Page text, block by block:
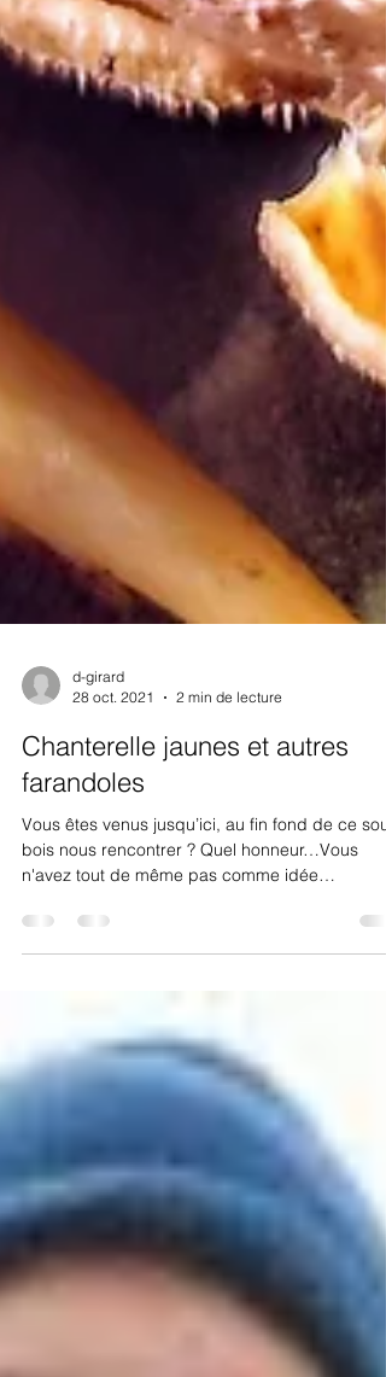
28 oct. 2021
2 min de lecture
Chanterelle jaunes et autres
farandoles
Vous êtes venus jusqu’ici, au fin fond de ce
n'avez tout de même pas comme idée
saugrenue...